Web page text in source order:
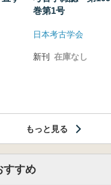
巻第1号
日本考古学会
新刊 在庫なし
もっと見る
すすめ